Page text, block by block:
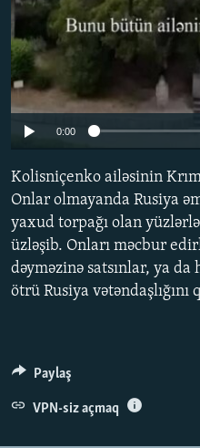
0:00
Kolisniçenko ailəsinin
Onlar olmayanda Rusiya
yaxud torpağı olan
üzləşib. Onları məcbur
dəyməzinə satsınlar, ya da
ötrü Rusiya vətəndaşlığını
Paylaş
VPN-siz açmaq